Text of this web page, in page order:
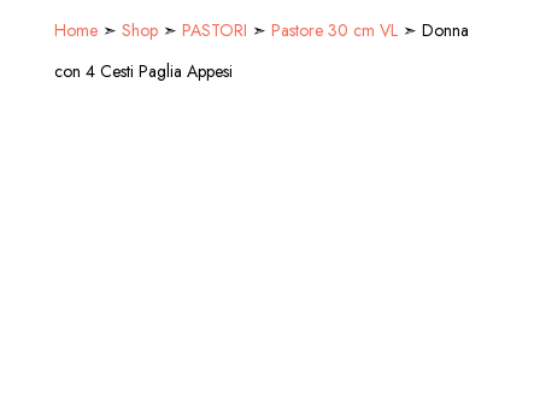
Home➣ Shop➣ PASTORI ➣ Pastore 30 cm VL➣ Donna
con 4 Cesti Paglia Appesi